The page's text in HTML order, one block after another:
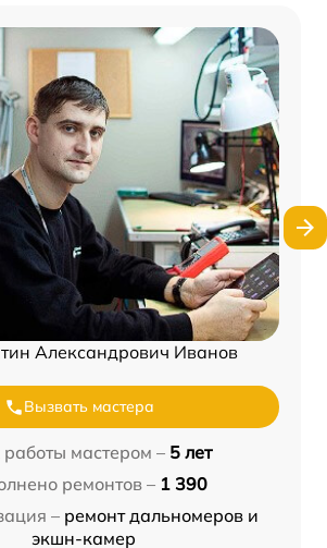
Александрович Иванов
Вызвать мастера
мастером – 5 лет
ремонтов – 1 390
– ремонт дальномеров и
экшн-камер